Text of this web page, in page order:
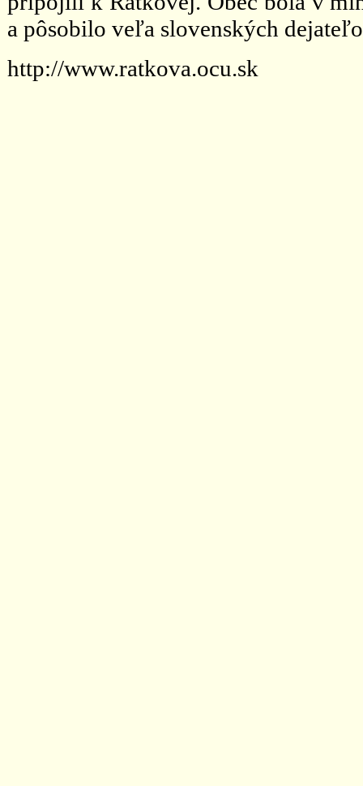
a pôsobilo veľa slovenských
http://www.ratkova.ocu.sk